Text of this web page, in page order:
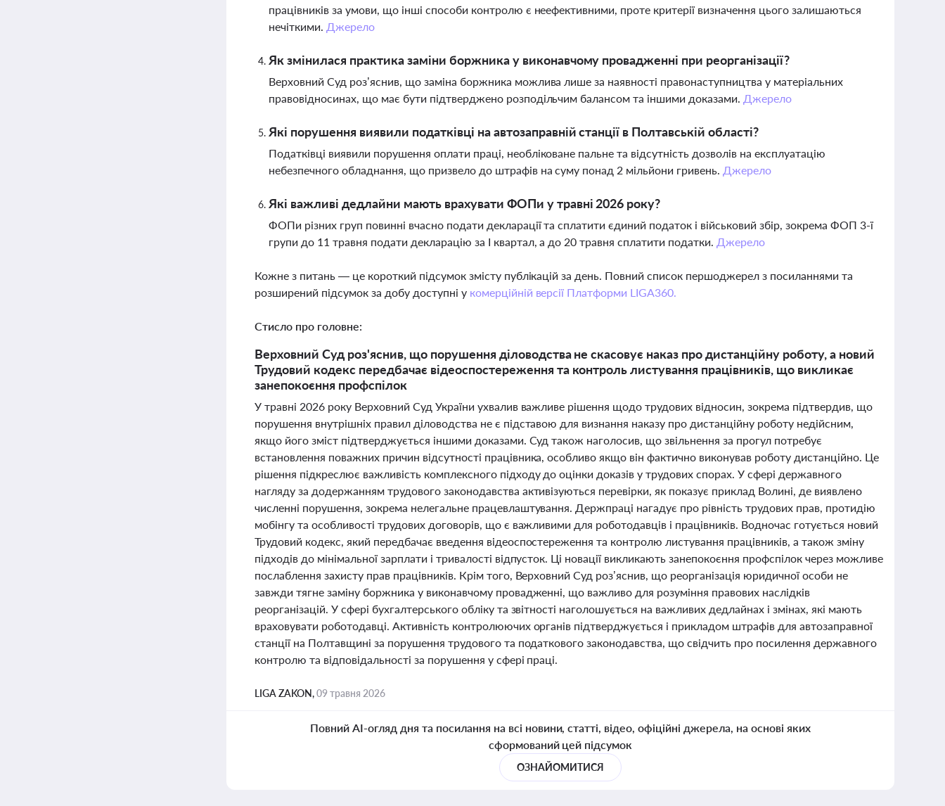
працівників за умови, що інші способи контролю є неефективними, проте критерії визначення цього залишаються
нечіткими. Джерело
Як змінилася практика заміни боржника у виконавчому провадженні при реорганізації?
Верховний Суд роз’яснив, що заміна боржника можлива лише за наявності правонаступництва у матеріальних
правовідносинах, що має бути підтверджено розподільчим балансом та іншими доказами. Джерело
Які порушення виявили податківці на автозаправній станції в Полтавській області?
Податківці виявили порушення оплати праці, необліковане пальне та відсутність дозволів на експлуатацію
небезпечного обладнання, що призвело до штрафів на суму понад 2 мільйони гривень. Джерело
Які важливі дедлайни мають врахувати ФОПи у травні 2026 року?
ФОПи різних груп повинні вчасно подати декларації та сплатити єдиний податок і військовий збір, зокрема ФОП 3-ї
групи до 11 травня подати декларацію за І квартал, а до 20 травня сплатити податки. Джерело
Кожне з питань — це короткий підсумок змісту публікацій за день. Повний список першоджерел з посиланнями та
розширений підсумок за добу доступні у комерційній версії Платформи LIGA360.
Стисло про головне:
Верховний Суд роз'яснив, що порушення діловодства не скасовує наказ про дистанційну роботу, а новий
Трудовий кодекс передбачає відеоспостереження та контроль листування працівників, що викликає
занепокоєння профспілок
У травні 2026 року Верховний Суд України ухвалив важливе рішення щодо трудових відносин, зокрема підтвердив, що
порушення внутрішніх правил діловодства не є підставою для визнання наказу про дистанційну роботу недійсним,
якщо його зміст підтверджується іншими доказами. Суд також наголосив, що звільнення за прогул потребує
встановлення поважних причин відсутності працівника, особливо якщо він фактично виконував роботу дистанційно. Це
рішення підкреслює важливість комплексного підходу до оцінки доказів у трудових спорах. У сфері державного
нагляду за додержанням трудового законодавства активізуються перевірки, як показує приклад Волині, де виявлено
численні порушення, зокрема нелегальне працевлаштування. Держпраці нагадує про рівність трудових прав, протидію
мобінгу та особливості трудових договорів, що є важливими для роботодавців і працівників. Водночас готується новий
Трудовий кодекс, який передбачає введення відеоспостереження та контролю листування працівників, а також зміну
підходів до мінімальної зарплати і тривалості відпусток. Ці новації викликають занепокоєння профспілок через можливе
послаблення захисту прав працівників. Крім того, Верховний Суд роз’яснив, що реорганізація юридичної особи не
завжди тягне заміну боржника у виконавчому провадженні, що важливо для розуміння правових наслідків
реорганізацій. У сфері бухгалтерського обліку та звітності наголошується на важливих дедлайнах і змінах, які мають
враховувати роботодавці. Активність контролюючих органів підтверджується і прикладом штрафів для автозаправної
станції на Полтавщині за порушення трудового та податкового законодавства, що свідчить про посилення державного
контролю та відповідальності за порушення у сфері праці.
LIGA ZAKON,09 травня 2026
Повний AI-огляд дня та посилання на всі новини, статті, відео, офіційні джерела, на основі яких
сформований цей підсумок
ОЗНАЙОМИТИСЯ